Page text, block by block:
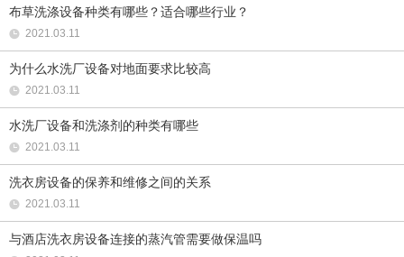
布草洗涤设备种类有哪些？适合哪些行业？
2021.03.11
为什么水洗厂设备对地面要求比较高
2021.03.11
水洗厂设备和洗涤剂的种类有哪些
2021.03.11
洗衣房设备的保养和维修之间的关系
2021.03.11
与酒店洗衣房设备连接的蒸汽管需要做保温吗